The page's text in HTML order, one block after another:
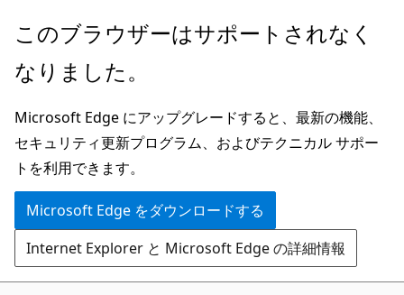
メ
ン
ン
テ
ン
ツ
に
ス
キ
このブラウザーはサポートされなく
なりました。
Microsoft Edge にアップグレードすると、最新の機能、
セキュリティ更新プログラム、およびテクニカル サポー
トを利用できます。
Microsoft Edge をダウンロードする
Internet Explorer と Microsoft Edge の詳細情報